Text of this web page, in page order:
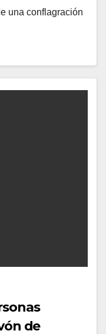
una conflagración
de